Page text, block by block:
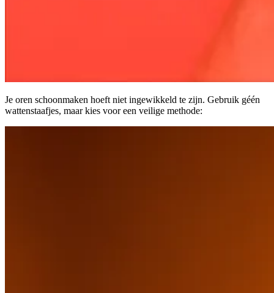
Je oren schoonmaken hoeft niet ingewikkeld te zijn. Gebruik géén
wattenstaafjes, maar kies voor een veilige methode: